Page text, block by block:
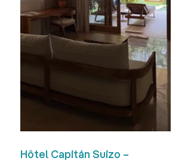
Hôtel Capitán Suizo –